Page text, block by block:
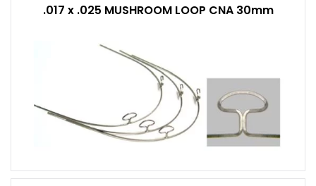
.017 x .025 MUSHROOM LOOP CNA 30mm